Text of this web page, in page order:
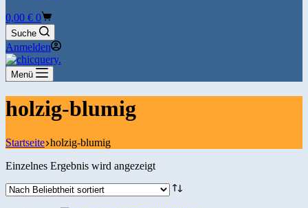
Warenkorb
0,00 € 0
Suche
Anmelden
Menü
holzig-blumig
Startseite holzig-blumig
Einzelnes Ergebnis wird angezeigt